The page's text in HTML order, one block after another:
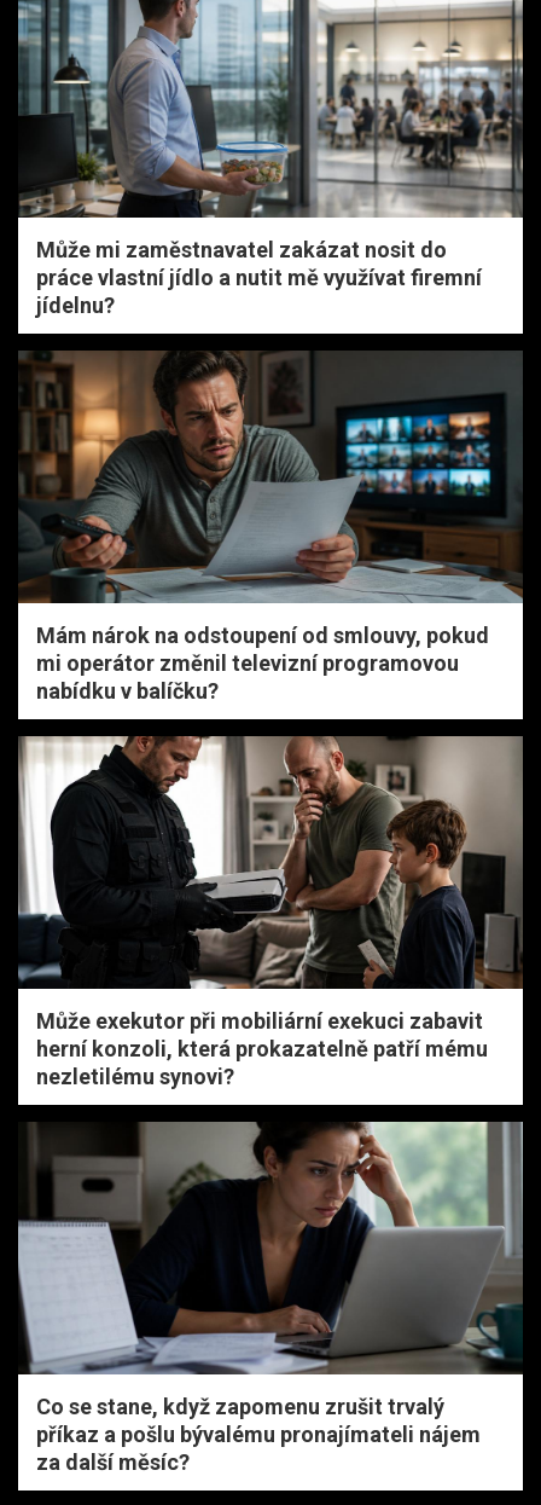
Může mi zaměstnavatel zakázat nosit do
práce vlastní jídlo a nutit mě využívat firemní
jídelnu?
Mám nárok na odstoupení od smlouvy, pokud
mi operátor změnil televizní programovou
nabídku v balíčku?
Může exekutor při mobiliární exekuci zabavit
herní konzoli, která prokazatelně patří mému
nezletilému synovi?
Co se stane, když zapomenu zrušit trvalý
příkaz a pošlu bývalému pronajímateli nájem
za další měsíc?